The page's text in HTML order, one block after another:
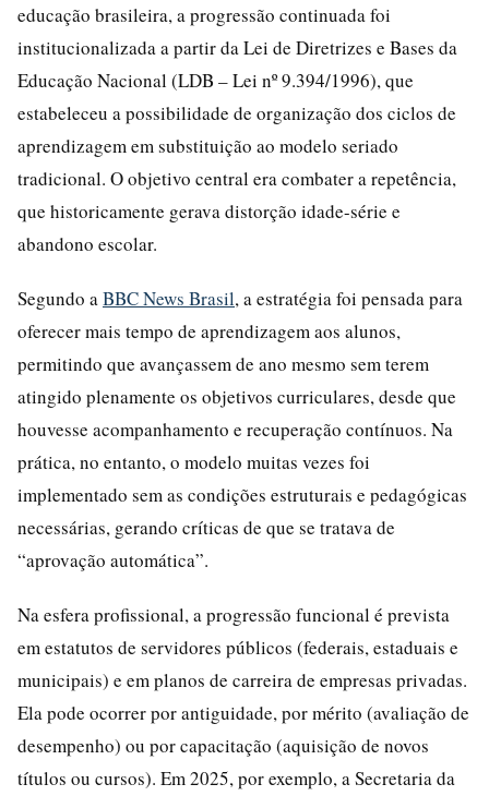
educação brasileira, a progressão continuada foi
institucionalizada a partir da Lei de Diretrizes e Bases da
Educação Nacional (LDB – Lei nº 9.394/1996), que
estabeleceu a possibilidade de organização dos ciclos de
aprendizagem em substituição ao modelo seriado
tradicional. O objetivo central era combater a repetência,
que historicamente gerava distorção idade-série e
abandono escolar.
Segundo a BBC News Brasil, a estratégia foi pensada para
oferecer mais tempo de aprendizagem aos alunos,
permitindo que avançassem de ano mesmo sem terem
atingido plenamente os objetivos curriculares, desde que
houvesse acompanhamento e recuperação contínuos. Na
prática, no entanto, o modelo muitas vezes foi
implementado sem as condições estruturais e pedagógicas
necessárias, gerando críticas de que se tratava de
“aprovação automática”.
Na esfera profissional, a progressão funcional é prevista
em estatutos de servidores públicos (federais, estaduais e
municipais) e em planos de carreira de empresas privadas.
Ela pode ocorrer por antiguidade, por mérito (avaliação de
desempenho) ou por capacitação (aquisição de novos
títulos ou cursos). Em 2025, por exemplo, a Secretaria da